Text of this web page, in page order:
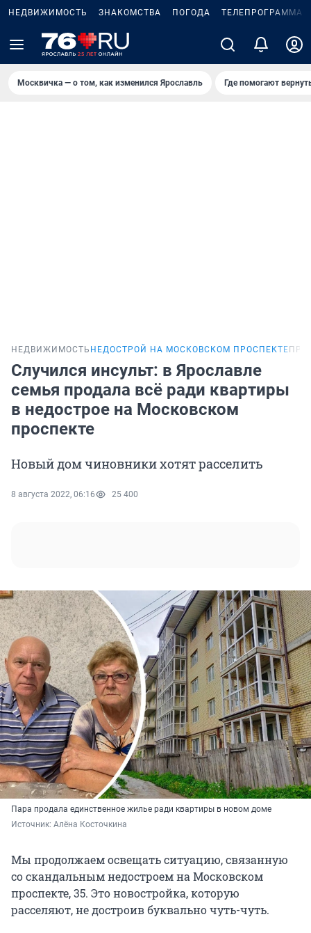
НЕДВИЖИМОСТЬ ЗНАКОМСТВА ПОГОДА ТЕЛЕПРОГРАММА
Москвичка — о том, как изменился Ярославль Где помогают
НЕДВИЖИМОСТЬ НЕДОСТРОЙ НА МОСКОВСКОМ ПРОСПЕКТЕ
Случился инсульт: в Ярославле
семья продала всё ради квартиры
в недострое на Московском
проспекте
Новый дом чиновники хотят расселить
8 августа 2022, 06:16 25 400
Пара продала единственное жилье ради квартиры в новом доме
Источник: Алёна Косточкина
Мы продолжаем освещать ситуацию, связанную
со скандальным недостроем на Московском
проспекте, 35. Это новостройка, которую
расселяют, не достроив буквально чуть-чуть.